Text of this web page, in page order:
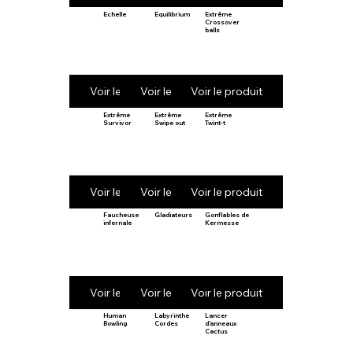
Echelle
Voir le produit
Equilibrium
Voir le produit
Extrême
Crossover
balls
Voir le produit
Extrême
Survivor
Voir le produit
Extrême
Swipe out
Voir le produit
Extrême
Twint-t
Voir le produit
Faucheuse
infernale
Voir le produit
Gladiateurs
Voir le produit
Gonflables de
Kermesse
Voir le produit
Human
Bowling
Labyrinthe
Cordes
Lancer
d’anneaux
Cactus